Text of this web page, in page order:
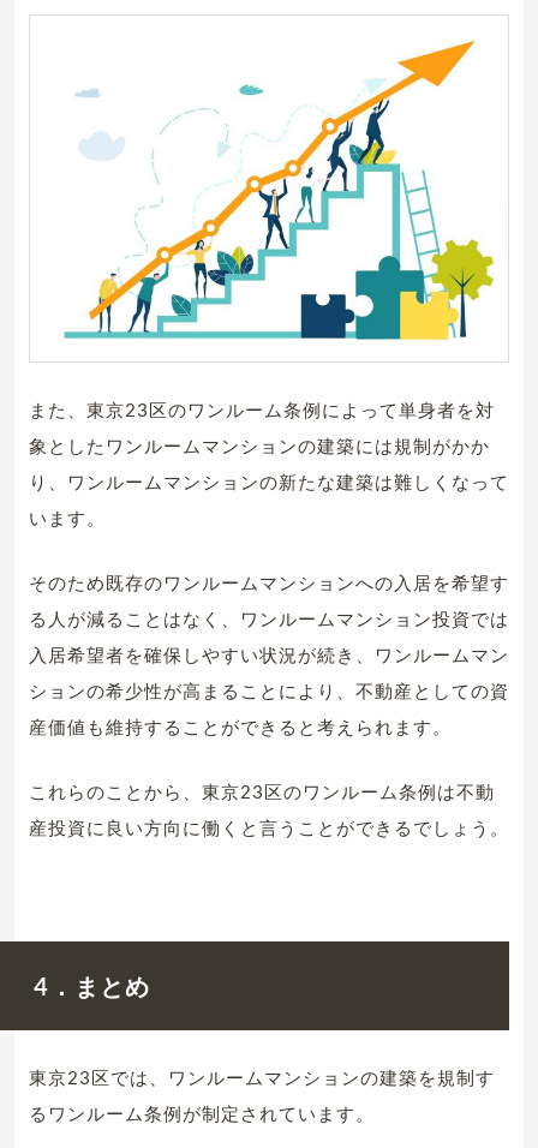
また、東京23区のワンルーム条例によって単身者を対
象としたワンルームマンションの建築には規制がかか
り、ワンルームマンションの新たな建築は難しくなって
います。
そのため既存のワンルームマンションへの入居を希望す
る人が減ることはなく、ワンルームマンション投資では
入居希望者を確保しやすい状況が続き、ワンルームマン
ションの希少性が高まることにより、不動産としての資
産価値も維持することができると考えられます。
これらのことから、東京23区のワンルーム条例は不動
産投資に良い方向に働くと言うことができるでしょう。
4．まとめ
東京23区では、ワンルームマンションの建築を規制す
るワンルーム条例が制定されています。